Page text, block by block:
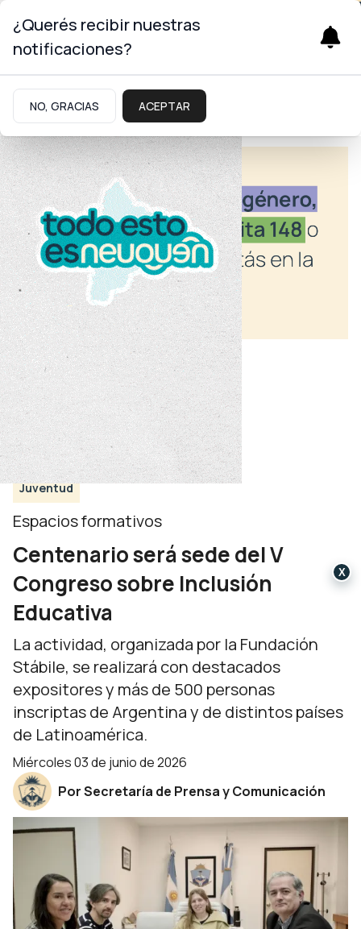
Juventud
Espacios formativos
Centenario será sede del V
Congreso sobre Inclusión
Educativa
La actividad, organizada por la Fundación
Stábile, se realizará con destacados
expositores y más de 500 personas
inscriptas de Argentina y de distintos países
de Latinoamérica.
miércoles 03 de junio de 2026
Por Secretaría de Prensa y Comunicación
¿Querés recibir nuestras
notificaciones?
NO, GRACIAS ACEPTAR
X